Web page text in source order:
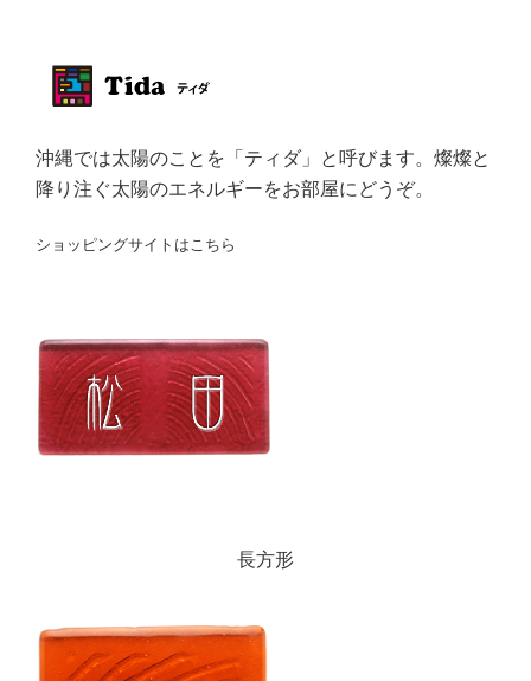
沖縄では太陽のことを「ティダ」と呼びます。燦燦と
降り注ぐ太陽のエネルギーをお部屋にどうぞ。
ショッピングサイトはこちら
長方形